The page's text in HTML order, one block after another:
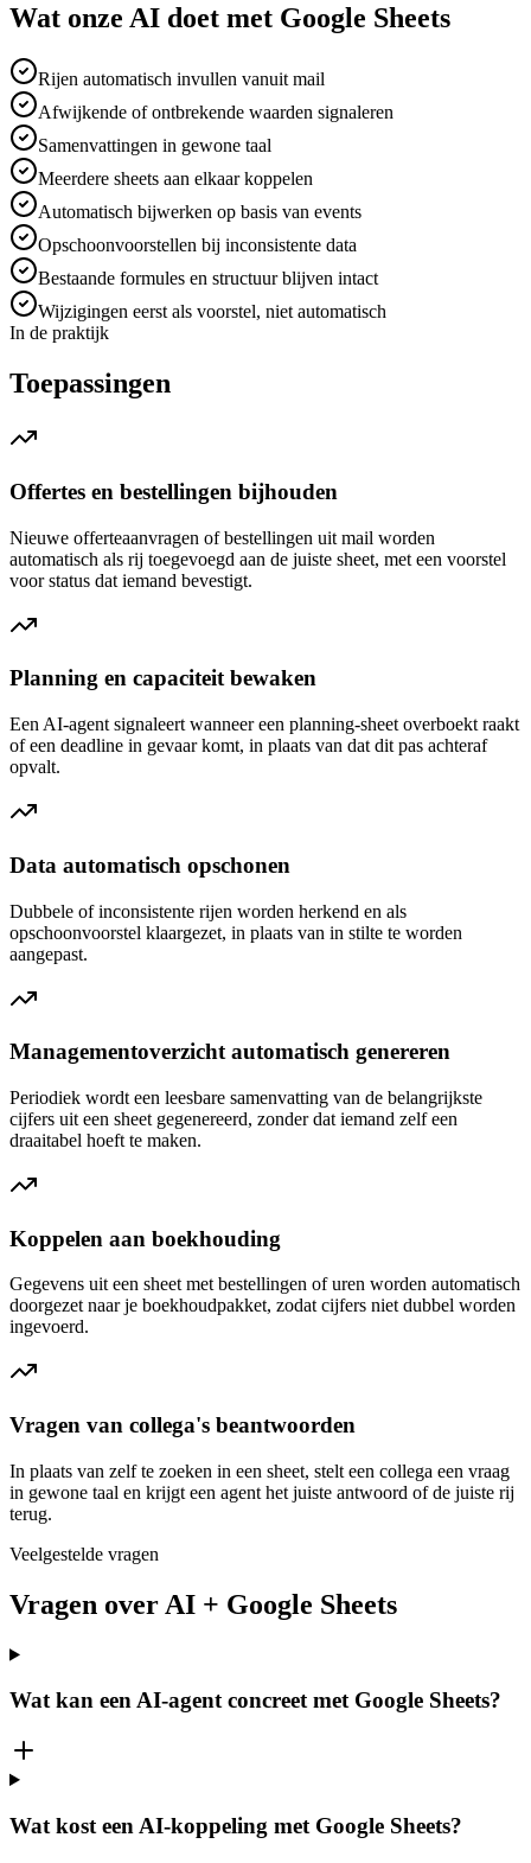
Wat onze AI doet met Google Sheets
Rijen automatisch invullen vanuit mail
Afwijkende of ontbrekende waarden signaleren
Samenvattingen in gewone taal
Meerdere sheets aan elkaar koppelen
Automatisch bijwerken op basis van events
Opschoonvoorstellen bij inconsistente data
Bestaande formules en structuur blijven intact
Wijzigingen eerst als voorstel, niet automatisch
In de praktijk
Toepassingen
Offertes en bestellingen bijhouden
Nieuwe offerteaanvragen of bestellingen uit mail worden
automatisch als rij toegevoegd aan de juiste sheet, met een voorstel
voor status dat iemand bevestigt.
Planning en capaciteit bewaken
Een AI-agent signaleert wanneer een planning-sheet overboekt raakt
of een deadline in gevaar komt, in plaats van dat dit pas achteraf
opvalt.
Data automatisch opschonen
Dubbele of inconsistente rijen worden herkend en als
opschoonvoorstel klaargezet, in plaats van in stilte te worden
aangepast.
Managementoverzicht automatisch genereren
Periodiek wordt een leesbare samenvatting van de belangrijkste
cijfers uit een sheet gegenereerd, zonder dat iemand zelf een
draaitabel hoeft te maken.
Koppelen aan boekhouding
Gegevens uit een sheet met bestellingen of uren worden automatisch
doorgezet naar je boekhoudpakket, zodat cijfers niet dubbel worden
ingevoerd.
Vragen van collega's beantwoorden
In plaats van zelf te zoeken in een sheet, stelt een collega een vraag
in gewone taal en krijgt een agent het juiste antwoord of de juiste rij
terug.
Veelgestelde vragen
Vragen over AI + Google Sheets
Wat kan een AI-agent concreet met Google Sheets?
Wat kost een AI-koppeling met Google Sheets?